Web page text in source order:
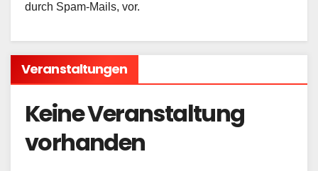
durch Spam-Mails, vor.
Veranstaltungen
Keine Veranstaltung
vorhanden